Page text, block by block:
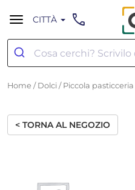
CITTÀ call
Home / Dolci / Piccola pasticceria
< TORNA AL NEGOZIO